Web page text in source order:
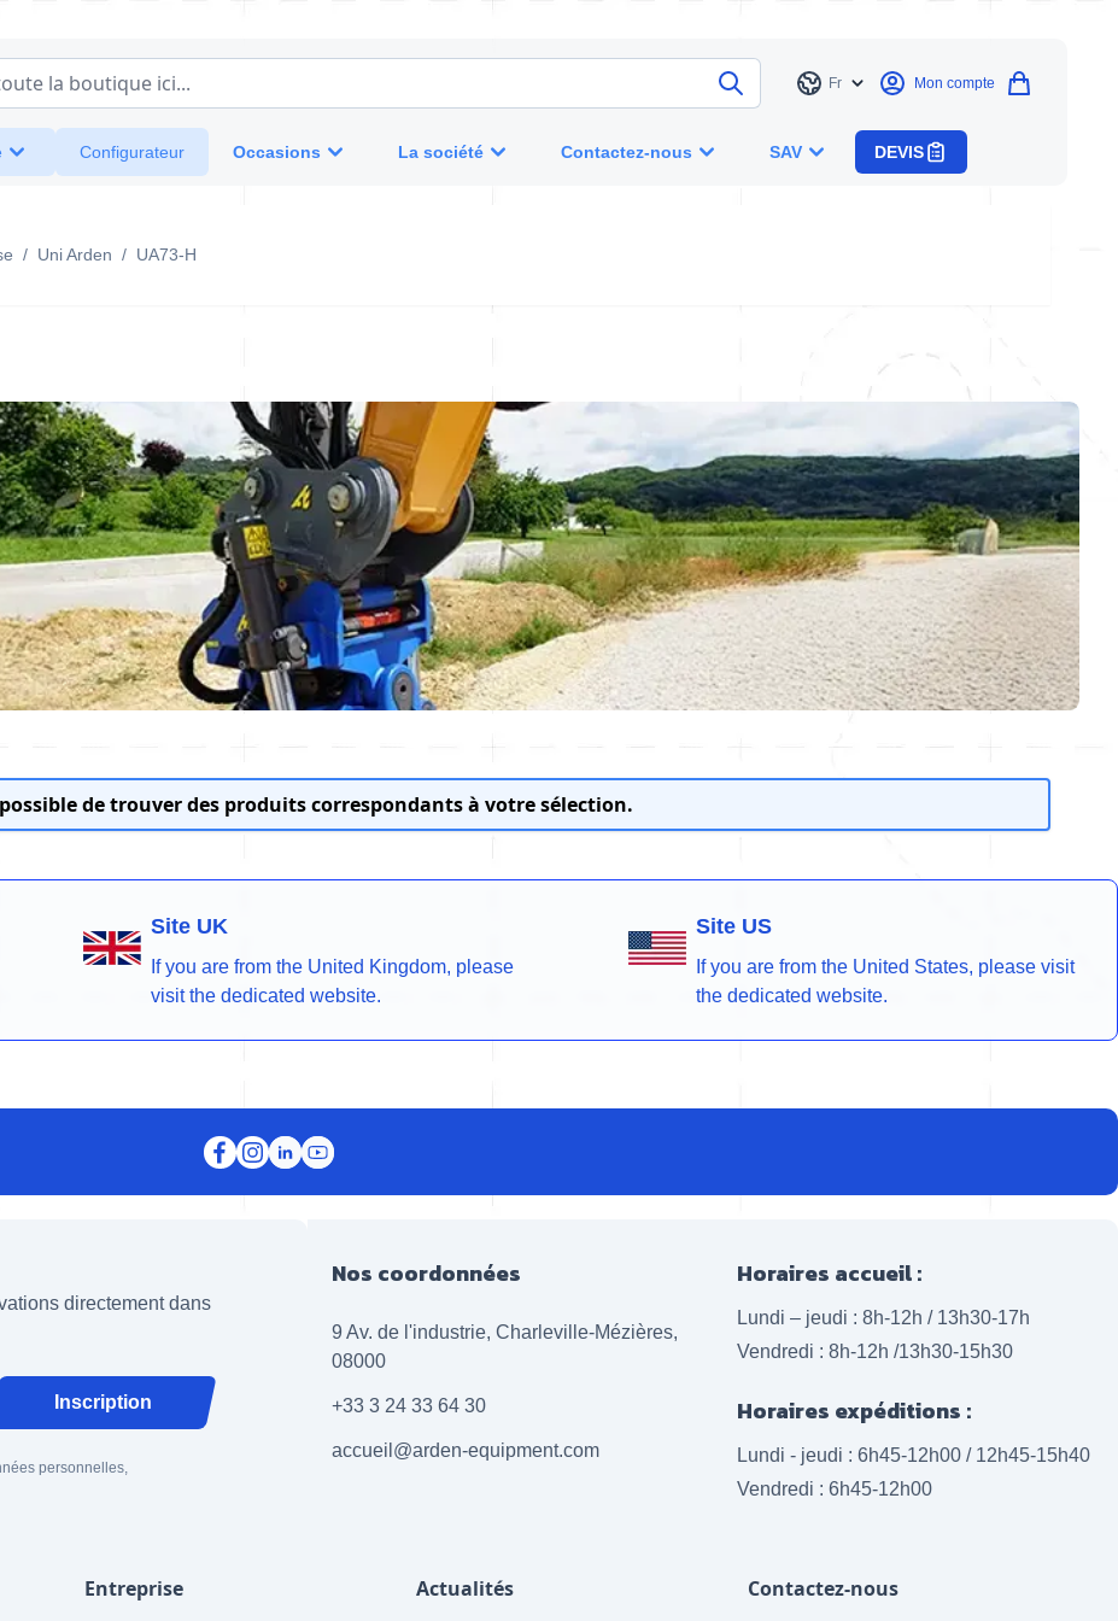
la boutique ici...
Langue
Fr Mon compte
Configurateur Occasions La société Contactez-nous SAV DEVIS
/ Uni Arden / UA73-H
de trouver des produits correspondants à votre sélection.
Site UK
If you are from the United Kingdom, please
visit the dedicated website.
Site US
If you are from the United States, please visit
the dedicated website.
directement dans
Inscription
personnelles,
Nos coordonnées
9 Av. de l'industrie, Charleville-Mézières,
08000
+33 3 24 33 64 30
accueil@arden-equipment.com
Horaires accueil :
Lundi – jeudi : 8h-12h / 13h30-17h
Vendredi : 8h-12h /13h30-15h30
Horaires expéditions :
Lundi - jeudi : 6h45-12h00 / 12h45-15h40
Vendredi : 6h45-12h00
Entreprise Actualités Contactez-nous